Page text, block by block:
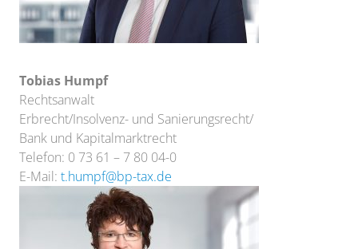
Tobias Humpf
Rechtsanwalt
Erbrecht/Insolvenz- und Sanierungsrecht/
Bank und Kapitalmarktrecht
Telefon: 0 73 61 – 7 80 04-0
E-Mail: t.humpf@bp-tax.de